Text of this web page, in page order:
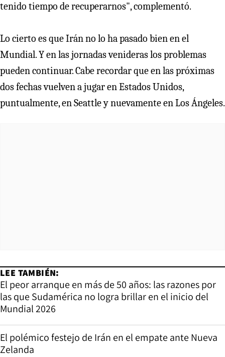
tenido tiempo de recuperarnos", complementó.
Lo cierto es que Irán no lo ha pasado bien en el
Mundial. Y en las jornadas venideras los problemas
pueden continuar. Cabe recordar que en las próximas
dos fechas vuelven a jugar en Estados Unidos,
puntualmente, en Seattle y nuevamente en Los Ángeles.
LEE TAMBIÉN:
El peor arranque en más de 50 años: las razones por
las que Sudamérica no logra brillar en el inicio del
Mundial 2026
El polémico festejo de Irán en el empate ante Nueva
Zelanda